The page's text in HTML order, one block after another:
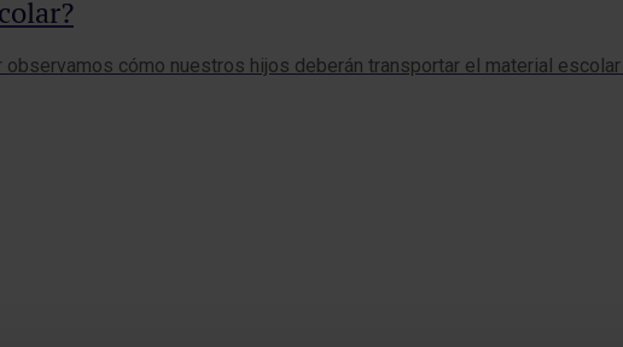
cómo nuestros hijos deberán transportar el material